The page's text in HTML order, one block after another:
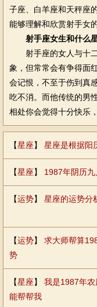
子座、白羊座和天秤座
能够理解和欣赏射手女
射手座女生和什么
射手座的女人与十二
象，但常常会有争得面
会记恨，不至于伤到真
吃不消。而他传统的男
相处你会觉得十分快乐
【星座】 星座是根据阳
【星座】 1987年阴历
【运势】 星座的运势分
【运势】 求大师帮算
势
【星座】 我是1987年
能帮帮我